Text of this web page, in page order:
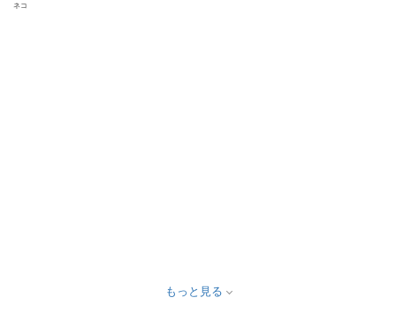
ネコ
もっと見る